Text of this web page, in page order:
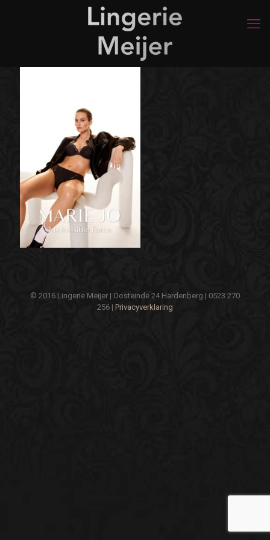
© 2016 Lingerie Meijer | Oosteinde 24 Hardenberg | 0523 270
256 | Privacyverklaring